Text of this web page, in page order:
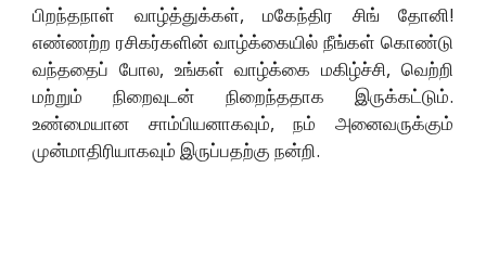
பிறந்தநாள் வாழ்த்துக்கள், மகேந்திர சிங் தோனி!
எண்ணற்ற ரசிகர்களின் வாழ்க்கையில் நீங்கள் கொண்டு
வந்ததைப் போல, உங்கள் வாழ்க்கை மகிழ்ச்சி, வெற்றி
மற்றும் நிறைவுடன் நிறைந்ததாக இருக்கட்டும்.
உண்மையான சாம்பியனாகவும், நம் அனைவருக்கும்
முன்மாதிரியாகவும் இருப்பதற்கு நன்றி.